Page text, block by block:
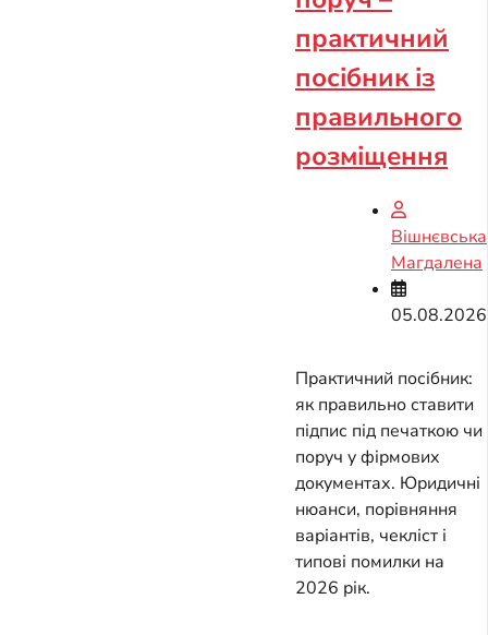
практичний
посібник із
правильного
розміщення
Вішнєвська
Магдалена
05.08.2026
Практичний посібник:
як правильно ставити
підпис під печаткою чи
поруч у фірмових
документах. Юридичні
нюанси, порівняння
варіантів, чекліст і
типові помилки на
2026 рік.